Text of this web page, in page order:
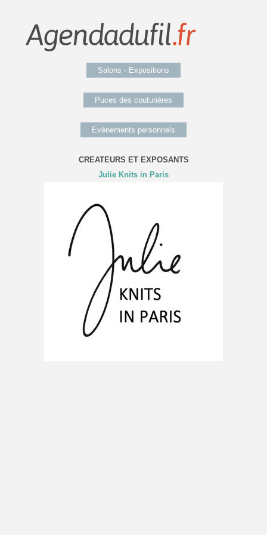
Salons - Expositions
Puces des couturières
Evénements personnels
CREATEURS ET EXPOSANTS
Julie Knits in Paris